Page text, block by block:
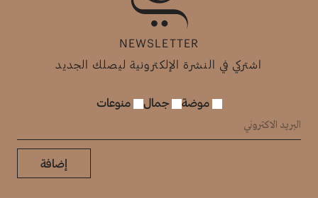
NEWSLETTER
اشتركي في النشرة الإلكترونية ليصلك الجديد
موضة جمال منوعات
إضافة